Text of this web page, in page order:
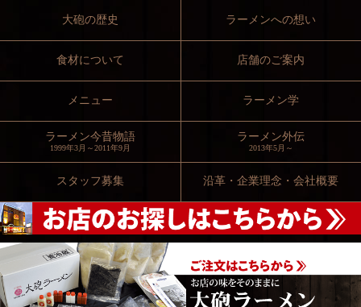
大砲の歴史 ラーメンへの想い
食材について 店舗のご案内
メニュー ラーメン学
ラーメン今昔物語
1999年3月～2011年9月
ラーメン外伝
2013年5月～
スタッフ募集 沿革・企業理念・会社概要